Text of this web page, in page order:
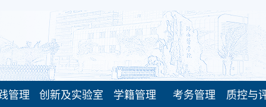
管理 创新及实验室 学籍管理 考务管理 质控与